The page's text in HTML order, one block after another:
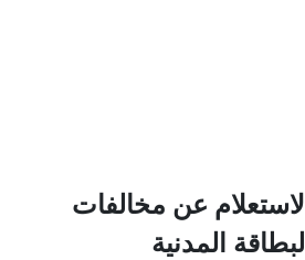
الاستعلام عن مخالفات
البطاقة المدنية